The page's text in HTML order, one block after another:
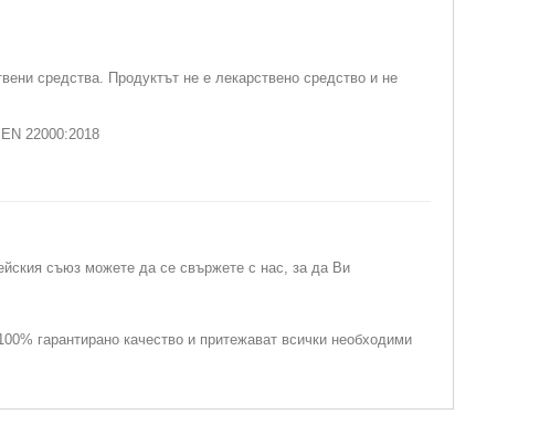
средства. Продуктът не е лекарствено средство и не
22000:2018
съюз можете да се свържете с нас, за да Ви
гарантирано качество и притежават всички необходими